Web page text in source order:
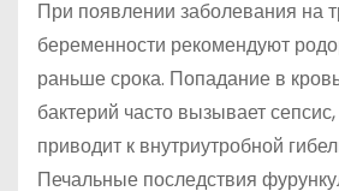
При появлении заболевания на
беременности рекомендуют
раньше срока. Попадание в
бактерий часто вызывает сепсис,
приводит к внутриутробной
Печальные последствия